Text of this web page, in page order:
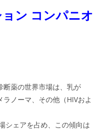
ン コンパニオ
断薬の世界市場は、乳が
ノーマ、その他（HIVおよ
シェアを占め、この傾向は